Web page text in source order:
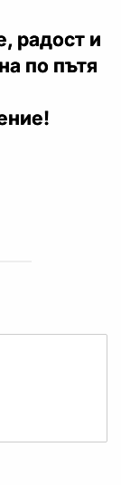
радост и
по пътя